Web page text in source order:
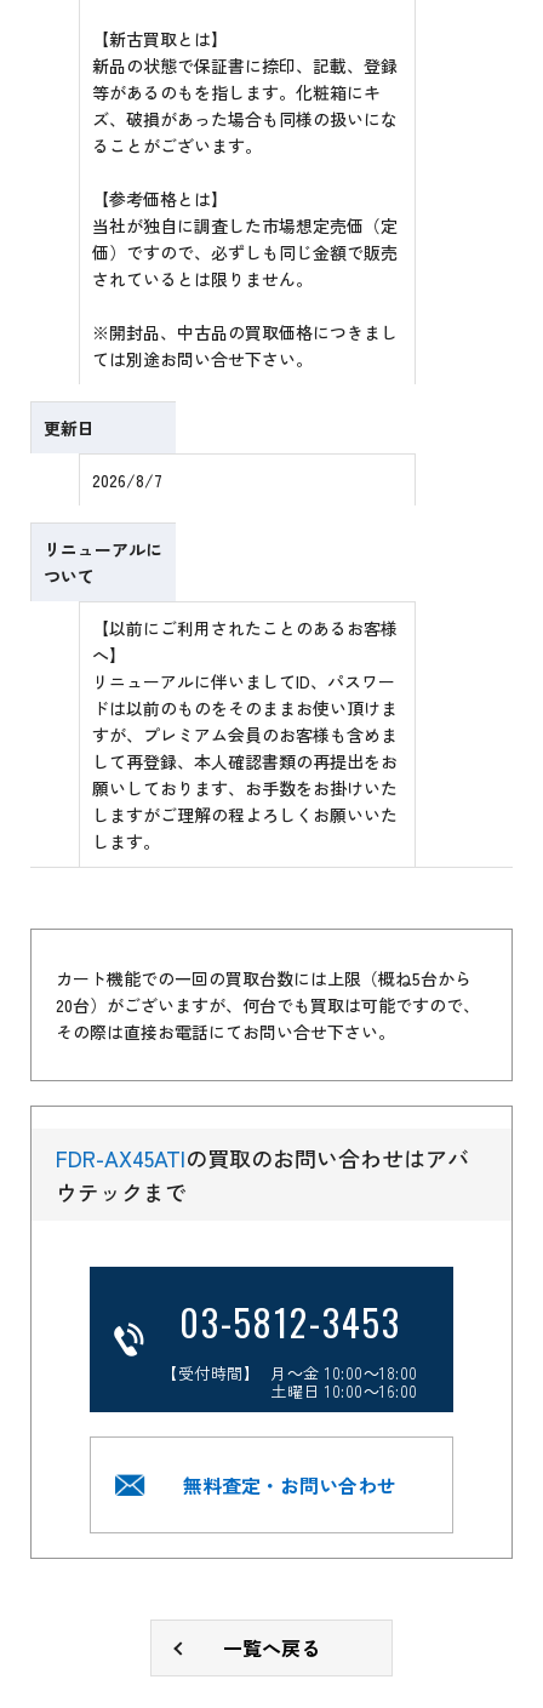
【新古買取とは】
新品の状態で保証書に捺印、記載、登録
等があるのもを指します。化粧箱にキ
ズ、破損があった場合も同様の扱いにな
ることがございます。
【参考価格とは】
当社が独自に調査した市場想定売価（定
価）ですので、必ずしも同じ金額で販売
されているとは限りません。
※開封品、中古品の買取価格につきまし
ては別途お問い合せ下さい。
更新日
2026/8/7
リニューアルに
ついて
【以前にご利用されたことのあるお客様
へ】
リニューアルに伴いましてID、パスワー
ドは以前のものをそのままお使い頂けま
すが、プレミアム会員のお客様も含めま
して再登録、本人確認書類の再提出をお
願いしております、お手数をお掛けいた
しますがご理解の程よろしくお願いいた
します。
カート機能での一回の買取台数には上限（概ね5台から
20台）がございますが、何台でも買取は可能ですので、
その際は直接お電話にてお問い合せ下さい。
FDR-AX45ATIの買取のお問い合わせはアバ
ウテックまで
03-5812-3453
【受付時間】 月～金 10:00～18:00
土曜日 10:00～16:00
無料査定・お問い合わせ
一覧へ戻る